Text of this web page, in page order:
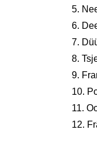
5.
6.
7.
8.
9.
10.
11.
12.